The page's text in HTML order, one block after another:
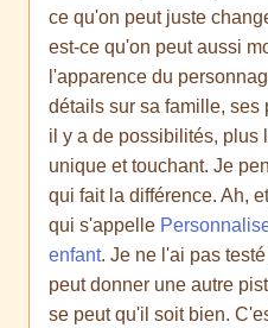
ce qu'on peut juste
est-ce qu'on peut aussi
l'apparence du
détails sur sa famille, ses
il y a de possibilités, plus
unique et touchant. Je
qui fait la différence. Ah,
qui s'appelle
enfant. Je ne l'ai pas
peut donner une autre
se peut qu'il soit bien.